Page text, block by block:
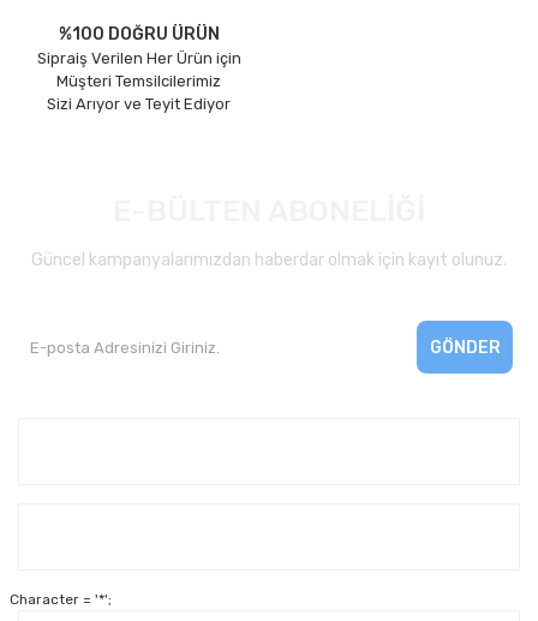
%100 DOĞRU ÜRÜN
Sipraiş Verilen Her Ürün için
Müşteri Temsilcilerimiz
Sizi Arıyor ve Teyit Ediyor
Güncel kampanyalarımızdan haberdar olmak için kayıt olunuz.
GÖNDER
Character = '*';